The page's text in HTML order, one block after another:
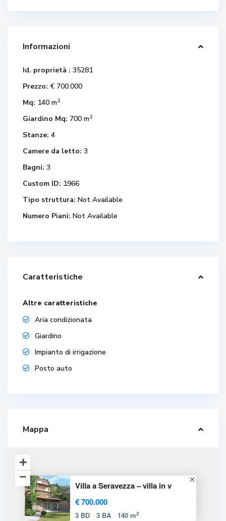
Informazioni
Id. proprietà : 35281
Prezzo: € 700.000
Mq: 140 m2
Giardino Mq: 700 m2
Stanze: 4
Camere da letto: 3
Bagni: 3
Custom ID: 1966
Tipo struttura: Not Available
Numero Piani: Not Available
Caratteristiche
Altre caratteristiche
Aria condizionata
Giardino
Impianto di irrigazione
Posto auto
Mappa
Villa a Seravezza – villa in v
€ 700.000
3 BD 3 BA 140 m2